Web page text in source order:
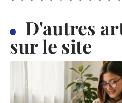
D'autres
sur le site